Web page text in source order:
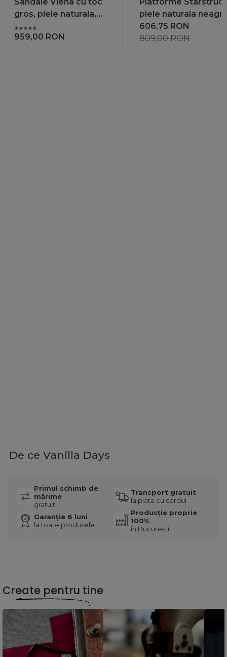
gros, piele naturala,
nude sidefat
959,00 RON
piele naturala neagra
606,75 RON
809,00RON
De ce Vanilla Days
Primul schimb de
mărime
gratuit
Transport gratuit
la plata cu cardul
Garanție 6 luni
la toate produsele
Producție proprie
100%
în București
Create pentru tine